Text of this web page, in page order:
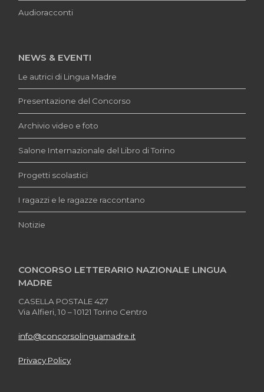
Audioracconti
NEWS & EVENTI
Le autrici di Lingua Madre
Presentazione del Concorso
Archivio video e foto
Salone Internazionale del Libro di Torino
Progetti scolastici
I ragazzi e le ragazze raccontano
Notizie
CONCORSO LETTERARIO NAZIONALE LINGUA
MADRE
CASELLA POSTALE 427
Via Alfieri, 10 – 10121 Torino Centro
info@concorsolinguamadre.it
Privacy Policy